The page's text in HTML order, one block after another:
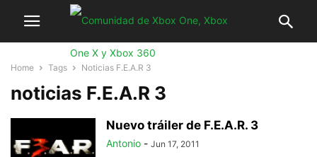
Home Tags Noticias F.E.A.R 3
noticias F.E.A.R 3
Nuevo tráiler de F.E.A.R. 3
Antonio - Jun 17, 2011